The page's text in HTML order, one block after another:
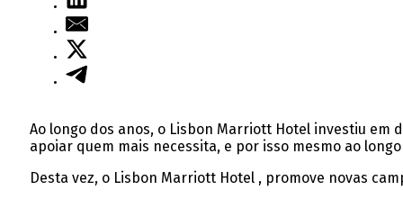
Ao longo dos anos, o Lisbon Marriott Hotel investiu
apoiar quem mais necessita, e por isso mesmo ao
Desta vez, o Lisbon Marriott Hotel , promove novas